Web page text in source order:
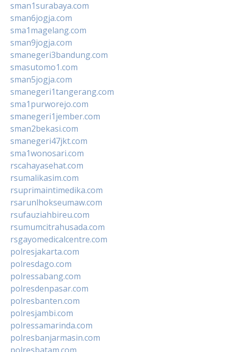
sman1surabaya.com
sman6jogja.com
sma1magelang.com
sman9jogja.com
smanegeri3bandung.com
smasutomo1.com
sman5jogja.com
smanegeri1tangerang.com
sma1purworejo.com
smanegeri1jember.com
sman2bekasi.com
smanegeri47jkt.com
sma1wonosari.com
rscahayasehat.com
rsumalikasim.com
rsuprimaintimedika.com
rsarunlhokseumaw.com
rsufauziahbireu.com
rsumumcitrahusada.com
rsgayomedicalcentre.com
polresjakarta.com
polresdago.com
polressabang.com
polresdenpasar.com
polresbanten.com
polresjambi.com
polressamarinda.com
polresbanjarmasin.com
polresbatam.com